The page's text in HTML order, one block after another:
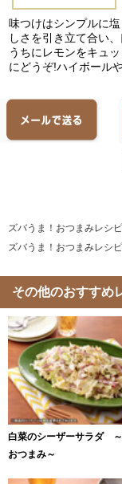
味つけはシンプルに
しさを引き立て合い
うちにレモンをキュ
にどうぞ!ハイボール
ズバうま！おつまみレシ
ズバうま！おつまみレシ
その他のおすすめ
白菜のシーザーサラダ
おつまみ～